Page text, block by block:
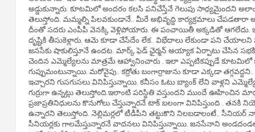
అడ్డుకున్నారు. కూటమిలో అందరం కలసి పనిచేస్తేనే గెలుపు
తెలుస్తోంది. మమ్మల్ని పిలవకుండానే.. మీరే అభివృద్ది కార్యక్రమాలు చేపడతారా
దీంతో సదరు ఎంపీపీ వెనక్కి వెళ్లిపోయారు. ఈ పంచాయితీ అక్కడితో ఆగలేదు.
దృష్టికి తీసుకెళ్లారు. ఆమె కూడా చేసేదేం లేక.. విభేదాలు లేకుండా పని
జనసేకు షాకులిస్తూనే ఉందట. మార్క్ ఫెడ్ ఛైర్మన్ అయ్యాక ఏర్పాటు చేసిన
చెందిన ఎమ్మెల్యేలను మాత్రమే ఆహ్వానించారు . ఇలా ఎప్పటికప్పుడే కూటమిలో
గుప్పుమంటున్నాయి. మరోవైపు.. కర్రోతు బంగార్రాజును కూడా ఎక్కడా
ఇచ్చారని గుసగుసలు వినిపిస్తున్నాయి. కనీసం ఓటు బ్యాంక్ లేని వాళ్లని
గుర్రుగా ఉన్నట్లు తెలుస్తోంది.ఇలాంటి పరిస్థితి వస్తుందని ముందే ఊహించిన
ప్రజాప్రతినిధులను కొనుగోలు చేస్తున్నారనే టాక్ బలంగా వినిపిస్తుంది .
ఉన్నారని తెలుస్తోంది. నెల్లిమర్లలో టీడీపీని తట్టుకొని నిలబడాలంటే..
సీనియర్లకు గాలమేస్తున్నారనే వాదనలు వినిపిస్తున్నాయి. జనసేనాని